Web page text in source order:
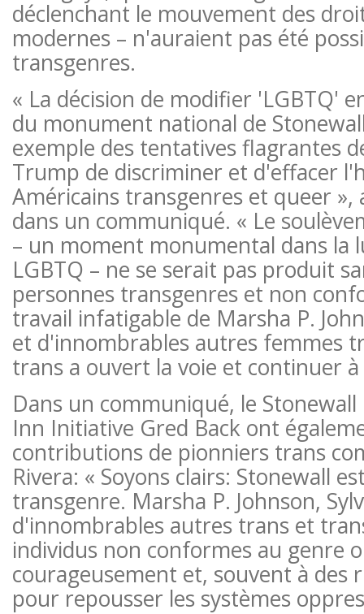
déclenchant le mouvement des
modernes – n'auraient pas été
transgenres.
« La décision de modifier 'LGBTQ'
du monument national de
exemple des tentatives flagrantes
Trump de discriminer et d'effacer
Américains transgenres et queer »,
dans un communiqué. « Le
– un moment monumental dans la
LGBTQ – ne se serait pas produit
personnes transgenres et non
travail infatigable de Marsha P.
et d'innombrables autres femmes
trans a ouvert la voie et continuer
Dans un communiqué, le
Inn Initiative Gred Back ont
contributions de pionniers trans
Rivera: « Soyons clairs: Stonewall
transgenre. Marsha P. Johnson,
d'innombrables autres trans et
individus non conformes au genre
courageusement et, souvent à des
pour repousser les systèmes